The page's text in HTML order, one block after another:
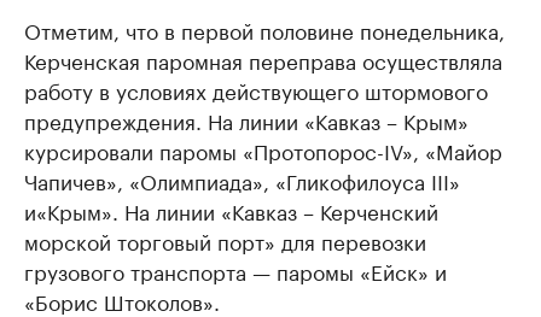
Отметим, что в первой половине понедельника,
Керченская паромная переправа осуществляла
работу в условиях действующего штормового
предупреждения. На линии «Кавказ – Крым»
курсировали паромы «Протопорос-IV», «Майор
Чапичев», «Олимпиада», «Гликофилоуса III»
и«Крым». На линии «Кавказ – Керченский
морской торговый порт» для перевозки
грузового транспорта — паромы «Ейск» и
«Борис Штоколов».